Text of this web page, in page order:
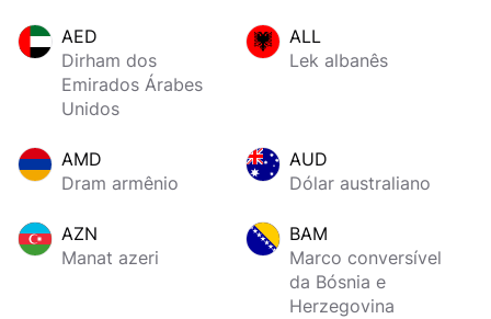
AED
Dirham dos
Emirados Árabes
Unidos
ALL
Lek albanês
AMD
Dram armênio
AUD
Dólar australiano
AZN
Manat azeri
BAM
Marco conversível
da Bósnia e
Herzegovina